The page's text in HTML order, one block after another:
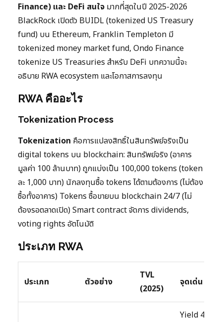
Finance) และ DeFi สนใจ มากที่สุดในปี 2025-2026
BlackRock เปิดตัว BUIDL (tokenized US Treasury
fund) บน Ethereum, Franklin Templeton มี
tokenized money market fund, Ondo Finance
tokenize US Treasuries สำหรับ DeFi บทความนี้จะ
อธิบาย RWA ecosystem และโอกาสการลงทุน
RWA คืออะไร
Tokenization Process
Tokenization คือการแปลงสิทธิ์ในสินทรัพย์จริงเป็น
digital tokens บน blockchain: สินทรัพย์จริง (อาคาร
มูลค่า 100 ล้านบาท) ถูกแบ่งเป็น 100,000 tokens (token
ละ 1,000 บาท) นักลงทุนซื้อ tokens ได้ตามต้องการ (ไม่ต้อง
ซื้อทั้งอาคาร) Tokens ซื้อขายบน blockchain 24/7 (ไม่
ต้องรอตลาดเปิด) Smart contract จัดการ dividends,
voting rights อัตโนมัติ
ประเภท RWA
ประเภท ตัวอย่าง
TVL
(2025)
จุดเด่น
Yield 4-5%,